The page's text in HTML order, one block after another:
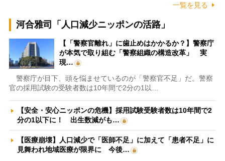
一覧を見る
河合雅司「人口減少ニッポンの活路」
【「警察官離れ」に歯止めはかかるか？】警察庁
が本気で取り組む「警察組織の構造改革」 実
現…
警察庁が目下、頭を悩ませているのが「警察官不足」だ。警察
官の採用試験の受験者数は10年間で2分の1以…
【安全・安心ニッポンの危機】採用試験受験者数は10年間で2
分の1以下に！ 出生数減がも…
【医療崩壊】人口減少で「医師不足」に加えて「患者不足」に
見舞われ地域医療が限界に 今後…